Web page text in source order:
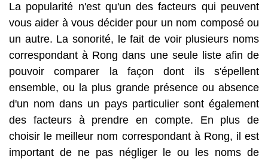
La popularité n'est qu'un des facteurs qui peuvent
vous aider à vous décider pour un nom composé ou
un autre. La sonorité, le fait de voir plusieurs noms
correspondant à Rong dans une seule liste afin de
pouvoir comparer la façon dont ils s'épellent
ensemble, ou la plus grande présence ou absence
d'un nom dans un pays particulier sont également
des facteurs à prendre en compte. En plus de
choisir le meilleur nom correspondant à Rong, il est
important de ne pas négliger le ou les noms de